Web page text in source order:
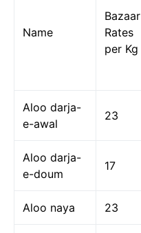
Name
Bazaar
Rates
per Kg
Aloo darja-
e-awal
23
Aloo darja-
e-doum
17
Aloo naya 23